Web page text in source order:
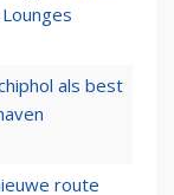
als best
route